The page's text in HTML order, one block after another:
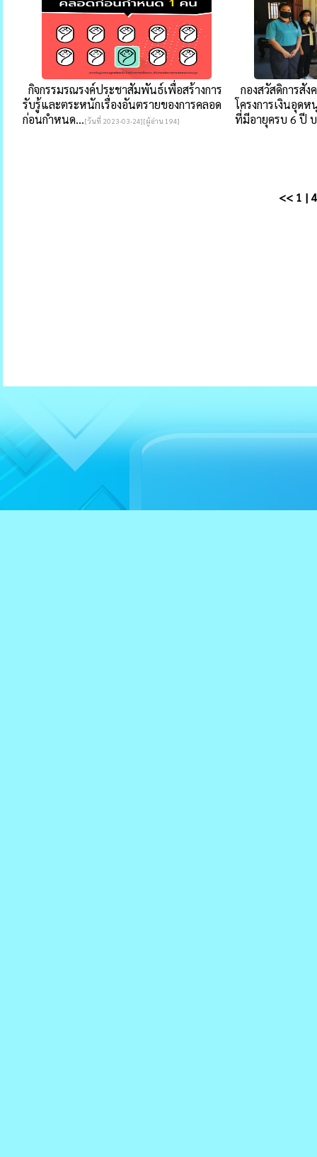
กิจกรรมรณรงค์ประชาสัมพันธ์เพื่อสร้างการ
รับรู้และตระหนักเรื่องอันตรายของการคลอด
ก่อนกำหนด...[วันที่ 2023-03-24][ผู้อ่าน 194]
กองสวัสดิการสั
โครงการเงินอุดห
ที่มีอายุครบ 6 ปี
<< 1 | 4